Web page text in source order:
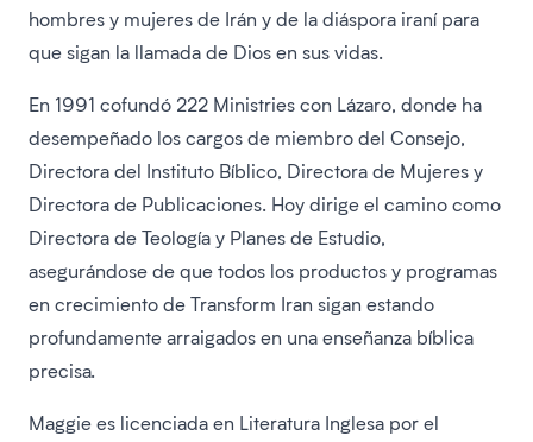
hombres y mujeres de Irán y de la diáspora iraní para
que sigan la llamada de Dios en sus vidas.
En 1991 cofundó 222 Ministries con Lázaro, donde ha
desempeñado los cargos de miembro del Consejo,
Directora del Instituto Bíblico, Directora de Mujeres y
Directora de Publicaciones. Hoy dirige el camino como
Directora de Teología y Planes de Estudio,
asegurándose de que todos los productos y programas
en crecimiento de Transform Iran sigan estando
profundamente arraigados en una enseñanza bíblica
precisa.
Maggie es licenciada en Literatura Inglesa por el